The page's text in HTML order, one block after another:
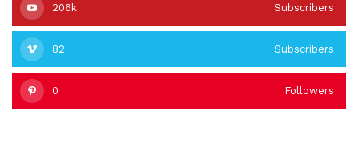
206k Subscribers
82 Subscribers
0 Followers